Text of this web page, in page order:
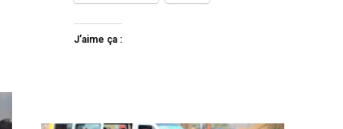
J’aime ça :